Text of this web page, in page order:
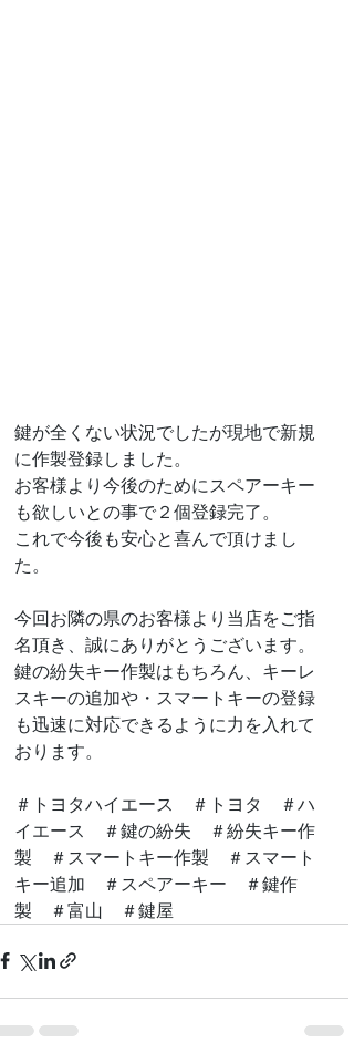
鍵が全くない状況でしたが現地で新規
に作製登録しました。
お客様より今後のためにスペアーキー
も欲しいとの事で２個登録完了。
これで今後も安心と喜んで頂けまし
た。
今回お隣の県のお客様より当店をご指
名頂き、誠にありがとうございます。
鍵の紛失キー作製はもちろん、キーレ
スキーの追加や・スマートキーの登録
も迅速に対応できるように力を入れて
おります。
＃トヨタハイエース　＃トヨタ　＃ハ
イエース　＃鍵の紛失　＃紛失キー作
製　＃スマートキー作製　＃スマート
キー追加　＃スペアーキー　＃鍵作
製　＃富山　＃鍵屋